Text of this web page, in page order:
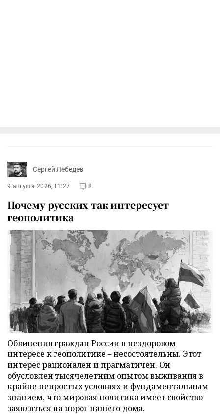
Сергей Лебедев
9 августа 2026, 11:27 8
Почему русских так интересует
геополитика
Обвинения граждан России в нездоровом
интересе к геополитике – несостоятельны. Этот
интерес рационален и прагматичен. Он
обусловлен тысячелетним опытом выживания в
крайне непростых условиях и фундаментальным
знанием, что мировая политика имеет свойство
заявляться на порог нашего дома.